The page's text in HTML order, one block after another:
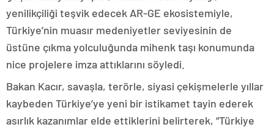
yenilikçiliği teşvik edecek AR-GE ekosistemiyle,
Türkiye’nin muasır medeniyetler seviyesinin de
üstüne çıkma yolculuğunda mihenk taşı konumunda
nice projelere imza attıklarını söyledi.
Bakan Kacır, savaşla, terörle, siyasi çekişmelerle yıllar
kaybeden Türkiye’ye yeni bir istikamet tayin ederek
asırlık kazanımlar elde ettiklerini belirterek, “Türkiye